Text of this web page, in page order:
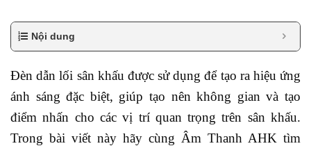
Nội dung
Đèn dẫn lối sân khấu được sử dụng để tạo ra hiệu ứng
ánh sáng đặc biệt, giúp tạo nên không gian và tạo
điểm nhấn cho các vị trí quan trọng trên sân khấu.
Trong bài viết này hãy cùng Âm Thanh AHK tìm